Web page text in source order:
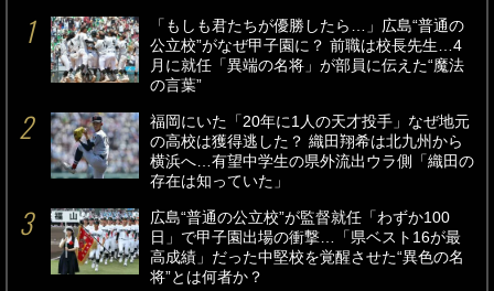
「もしも君たちが優勝したら…」広島“普通の
公立校”がなぜ甲子園に？ 前職は校長先生…4
月に就任「異端の名将」が部員に伝えた“魔法
の言葉”
福岡にいた「20年に1人の天才投手」なぜ地元
の高校は獲得逃した？ 織田翔希は北九州から
横浜へ…有望中学生の県外流出ウラ側「織田の
存在は知っていた」
広島“普通の公立校”が監督就任「わずか100
日」で甲子園出場の衝撃…「県ベスト16が最
高成績」だった中堅校を覚醒させた“異色の名
将”とは何者か？